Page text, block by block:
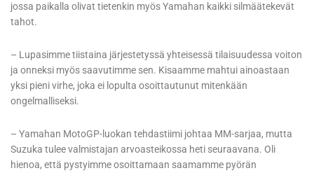
jossa paikalla olivat tietenkin myös Yamahan kaikki silmäätekevät
tahot.
– Lupasimme tiistaina järjestetyssä yhteisessä tilaisuudessa voiton
ja onneksi myös saavutimme sen. Kisaamme mahtui ainoastaan
yksi pieni virhe, joka ei lopulta osoittautunut mitenkään
ongelmalliseksi.
– Yamahan MotoGP-luokan tehdastiimi johtaa MM-sarjaa, mutta
Suzuka tulee valmistajan arvoasteikossa heti seuraavana. Oli
hienoa, että pystyimme osoittamaan saamamme pyörän